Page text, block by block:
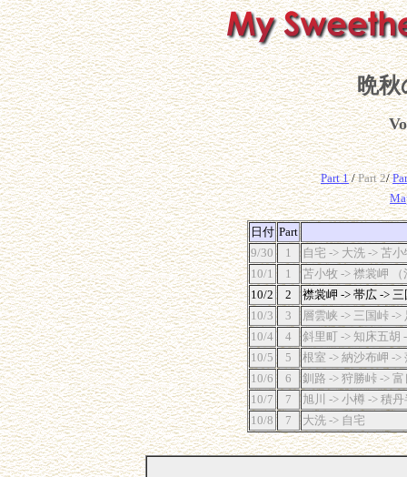
晩秋
Part 1/Part 2/
日付 Part
9/30
1
自宅 -> 大洗 -> 苫
10/1
1
苫小牧 -> 襟裳岬 （
10/2
2
襟裳岬 -> 帯広 ->
10/3
3
層雲峡 -> 三国峠 ->
10/4
4
斜里町 -> 知床五胡
10/5
5
根室 -> 納沙布岬 ->
10/6
6
釧路 -> 狩勝峠 ->
10/7
7
旭川 -> 小樽 -> 積
10/8
7 大洗 -> 自宅